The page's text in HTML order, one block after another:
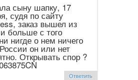
сыну шапку, 17
судя по сайту
заказ вышел из
больше с того
нигде о нем ничего
он или нет
Открывать спор ?
Ответить